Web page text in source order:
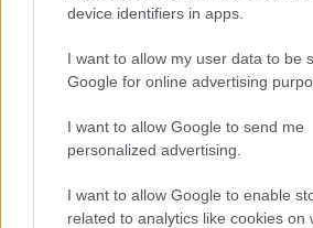
device identifiers in apps.
I want to allow my user data to be
Google for online advertising
I want to allow Google to send me
personalized advertising.
I want to allow Google to enable
related to analytics like cookies on
15/09/2026
1495€
Presupuesto695€
Reserva de 100€